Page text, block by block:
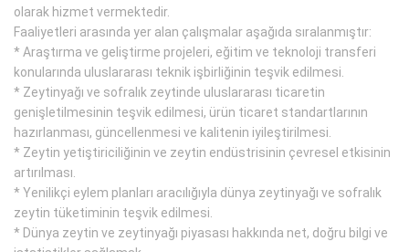
olarak hizmet vermektedir.
Faaliyetleri arasında yer alan çalışmalar aşağıda sıralanmıştır:
* Araştırma ve geliştirme projeleri, eğitim ve teknoloji transferi
konularında uluslararası teknik işbirliğinin teşvik edilmesi.
* Zeytinyağı ve sofralık zeytinde uluslararası ticaretin
genişletilmesinin teşvik edilmesi, ürün ticaret standartlarının
hazırlanması, güncellenmesi ve kalitenin iyileştirilmesi.
* Zeytin yetiştiriciliğinin ve zeytin endüstrisinin çevresel etkisinin
artırılması.
* Yenilikçi eylem planları aracılığıyla dünya zeytinyağı ve sofralık
zeytin tüketiminin teşvik edilmesi.
* Dünya zeytin ve zeytinyağı piyasası hakkında net, doğru bilgi ve